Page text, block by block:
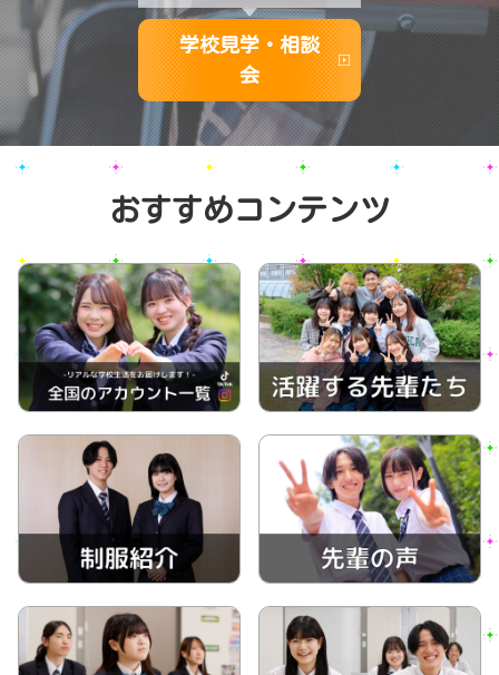
学校見学・相談
会
おすすめコンテンツ